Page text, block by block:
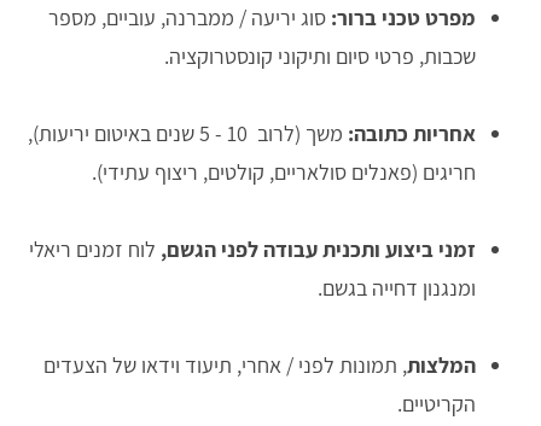
מפרט טכני ברור: סוג יריעה / ממברנה, עוביים, מספר
שכבות, פרטי סיום ותיקוני קונסטרוקציה.
אחריות כתובה:
משך (לרוב 10 - 5 שנים באיטום יריעות),
חריגים (פאנלים סולאריים, קולטים, ריצוף עתידי).
זמני ביצוע ותכנית עבודה לפני הגשם, לוח זמנים ריאלי
ומנגנון דחייה בגשם.
המלצות, תמונות לפני / אחרי, תיעוד וידאו של הצעדים
הקריטיים.